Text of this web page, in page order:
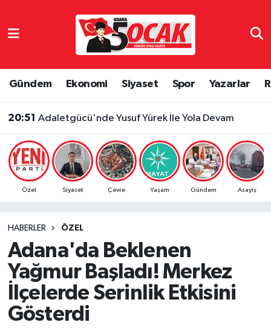
Gündem Ekonomi Siyaset Spor Yazarlar
20:51 Adaletgücü'nde Yusuf Yürek İle Yola Devam
Özel Siyaset Çevre Yaşam Gündem Asayiş
HABERLER ÖZEL
Adana'da Beklenen
Yağmur Başladı! Merkez
İlçelerde Serinlik Etkisini
Gösterdi
Dünya
Eğitim
Gündem
Haber Reklam
Magazin
Özel
Adana Nöbetçi Eczaneler
Adana Trafik Yoğunluk Haritası
Süper Lig Puan Durumu ve Fikstür
Son Dakika Haberleri
Haber Arşivi